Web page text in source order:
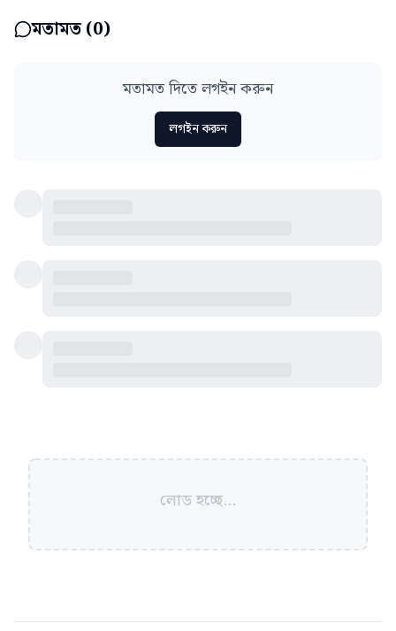
মতামত (0)
মতামত দিতে লগইন করুন
লগইন করুন
লোড হচ্ছে...